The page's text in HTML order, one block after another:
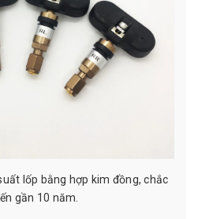
lốp bằng hợp kim đồng, chắc
gần 10 năm.